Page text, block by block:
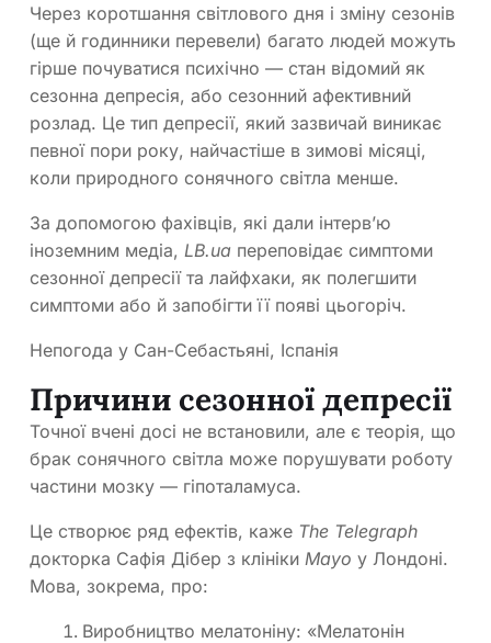
Через коротшання світлового дня і зміну сезонів
(ще й годинники перевели) багато людей можуть
гірше почуватися психічно — стан відомий як
сезонна депресія, або сезонний афективний
розлад. Це тип депресії, який зазвичай виникає
певної пори року, найчастіше в зимові місяці,
коли природного сонячного світла менше.
За допомогою фахівців, які дали інтерв’ю
іноземним медіа, LB.ua переповідає симптоми
сезонної депресії та лайфхаки, як полегшити
симптоми або й запобігти її появі цьогоріч.
Непогода у Сан-Себастьяні, Іспанія
Причини сезонної депресії
Точної вчені досі не встановили, але є теорія, що
брак сонячного світла може порушувати роботу
частини мозку — гіпоталамуса.
Це створює ряд ефектів, каже The Telegraph
докторка Сафія Дібер з клініки Mayo у Лондоні.
Мова, зокрема, про:
Виробництво мелатоніну: «Мелатонін